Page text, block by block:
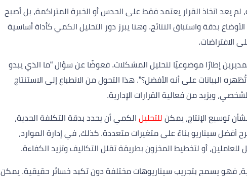
يعد اتخاذ القرار يعتمد فقط على الحدس أو الخبرة المتراكمة، بل أصبح
بدقة واستباق النتائج. وهنا يبرز دور التحليل الكمي كأداة أساسية
الافتراضات.
إطارًا موضوعيًا لتحليل المشكلات. فعوضًا عن سؤال “ما الذي يبدو
البيانات على أنه الأفضل؟”. هذا التحول من الانطباع إلى الاستنتاج
ويزيد من فعالية القرارات الإدارية.
توسيع الإنتاج، يمكن للتحليل الكمي أن يحدد بدقة التكلفة الحدية،
أفضل سيناريو بناءً على متغيرات متعددة. كذلك، في إدارة الموارد،
للعاملين، أو لتخطيط المخزون بطريقة تقلل التكاليف وتزيد الكفاءة.
فهو يسمح بتجريب سيناريوهات مختلفة دون تكبد خسائر حقيقية. يمكن